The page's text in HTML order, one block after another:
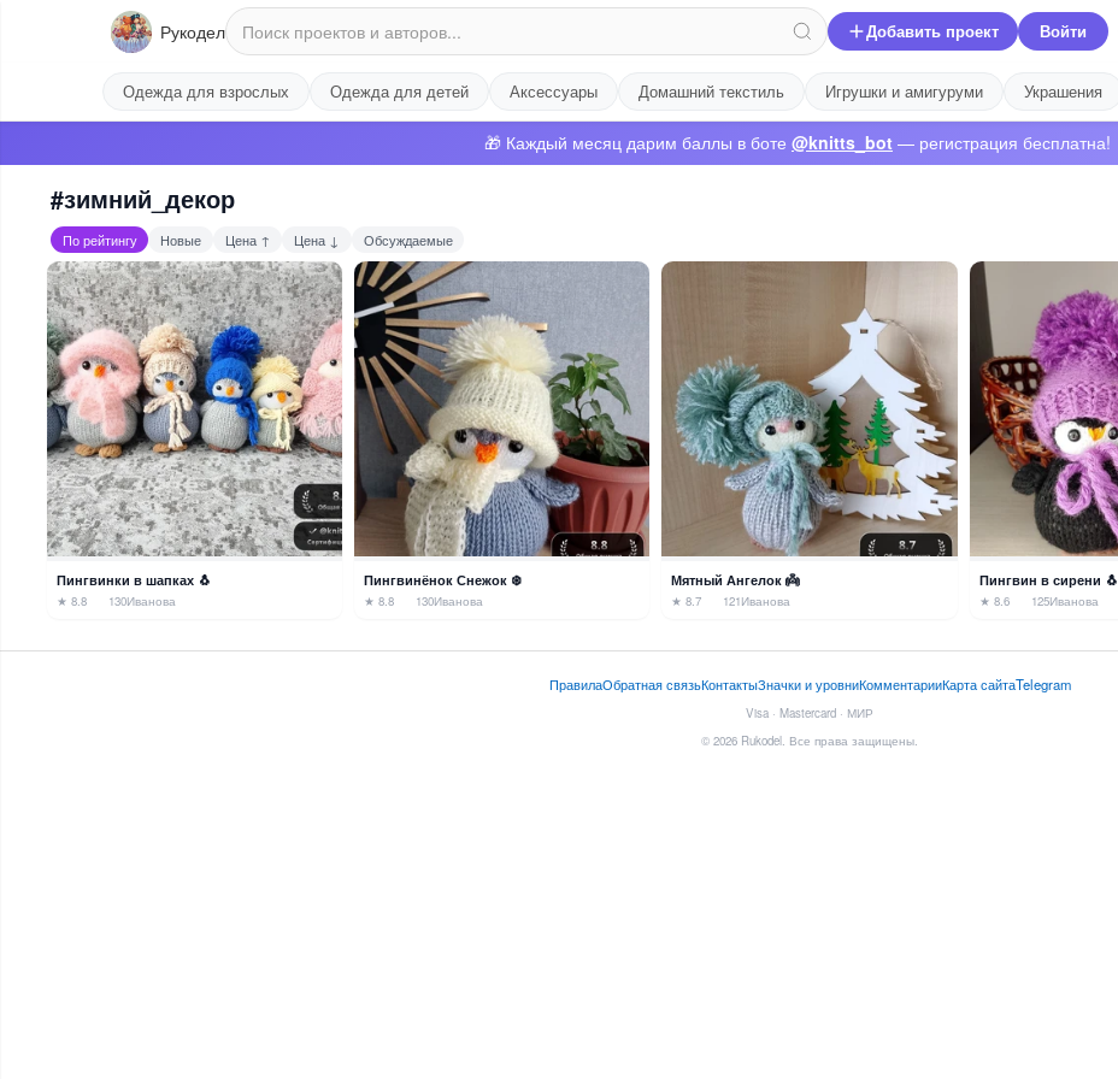
Рукодел Добавить проект Войти
Одежда для взрослых Одежда для детей Аксессуары Домашний текстиль Игрушки и амигуруми Украшения
🎁 Каждый месяц дарим баллы в боте @knitts_bot — регистрация бесплатна!
#зимний_декор
По рейтингу Новые Цена ↑ Цена ↓ Обсуждаемые
Пингвинки в шапках 🐧
★ 8.8 130Иванова
Пингвинёнок Снежок ❄️
★ 8.8 130Иванова
Мятный Ангелок 👼
★ 8.7 121Иванова
Пингвин в сирени 🐧
★ 8.6 125Иванова
ПравилаОбратная связьКонтактыЗначки и уровниКомментарииКарта сайтаTelegram
Visa · Mastercard · МИР
© 2026 Rukodel. Все права защищены.